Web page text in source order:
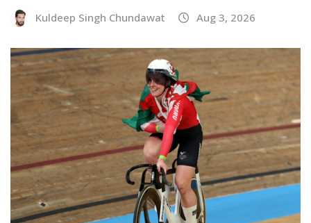
Kuldeep Singh Chundawat Aug 3, 2026